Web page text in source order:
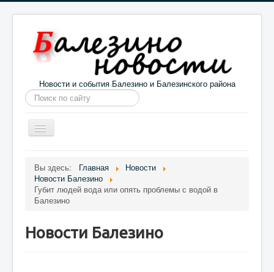
Новости и события Балезино и Балезинского района
Искать...
Toggle
Navigation
Информация Галерея
Вы здесь: Главная
Новости
Новости Балезино
Губит людей вода или опять проблемы с водой в
Балезино
Новости Балезино